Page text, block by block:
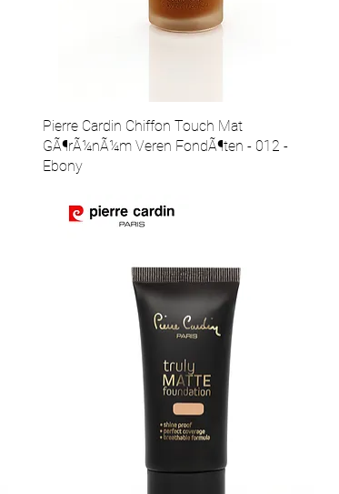
Pierre Cardin Chiffon Touch Mat
GÃ¶rÃ¼nÃ¼m Veren FondÃ¶ten - 012 -
Ebony